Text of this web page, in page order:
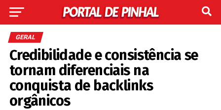
GERAL
Credibilidade e consistência se
tornam diferenciais na
conquista de backlinks
orgânicos